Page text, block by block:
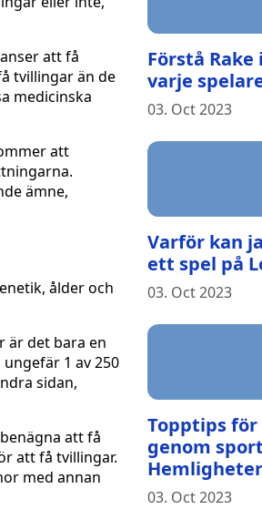
att få
tvillingar än de
medicinska
att
ämne,
ålder och
är det bara en
1 av 250
sidan,
att få
att få tvillingar.
med annan
Förstå Rake
varje
03. Oct 2023
Varför kan
ett spel på
03. Oct 2023
Topptips
genom
03. Oct 2023